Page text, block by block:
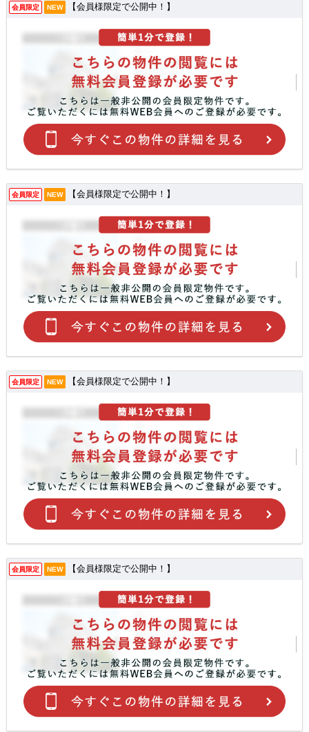
会員限定 NEW 【会員様限定で公開中！】
会員限定 NEW 【会員様限定で公開中！】
会員限定 NEW 【会員様限定で公開中！】
会員限定 NEW 【会員様限定で公開中！】